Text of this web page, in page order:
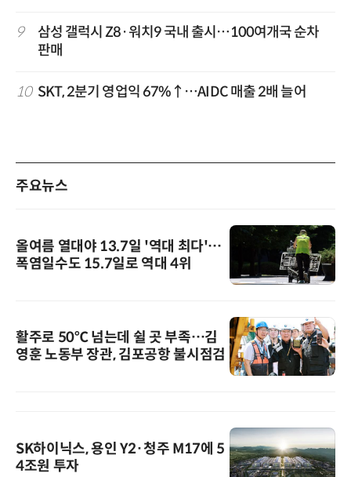
9
삼성 갤럭시 Z8·워치9 국내 출시…100여개국 순차
판매
10 SKT, 2분기 영업익 67%↑…AIDC 매출 2배 늘어
주요뉴스
올여름 열대야 13.7일 '역대 최다'…
폭염일수도 15.7일로 역대 4위
활주로 50℃ 넘는데 쉴 곳 부족…김
영훈 노동부 장관, 김포공항 불시점검
SK하이닉스, 용인 Y2·청주 M17에 5
4조원 투자